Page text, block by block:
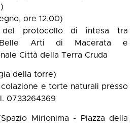
ore 12.00)
del protocollo di intesa tra
Belle Arti di Macerata e
Città della Terra Cruda
della torre)
e torte naturali presso
0733264369
Mirionima - Piazza della